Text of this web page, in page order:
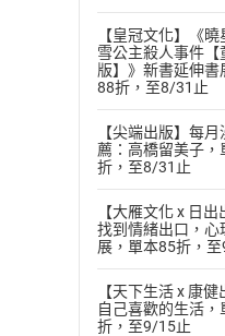
【皇冠文化】《
雪公主殺人事件【
版】》新書延伸書
88折，至8/31止
【尖端出版】每
薦：高橋留美子，
折，至8/31止
【大雁文化 x 日
找到情緒出口，心
展，單本85折，
【天下生活 x 康
自己喜歡的生活，
折，至9/15止